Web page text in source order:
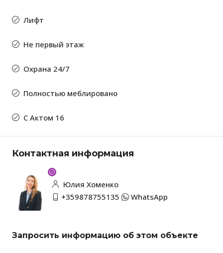
Лифт
Не первый этаж
Охрана 24/7
Полностью меблировано
С Актом 16
Контактная информация
Юлия Хоменко
+359878755135
WhatsApp
Запросить информацию об этом объекте